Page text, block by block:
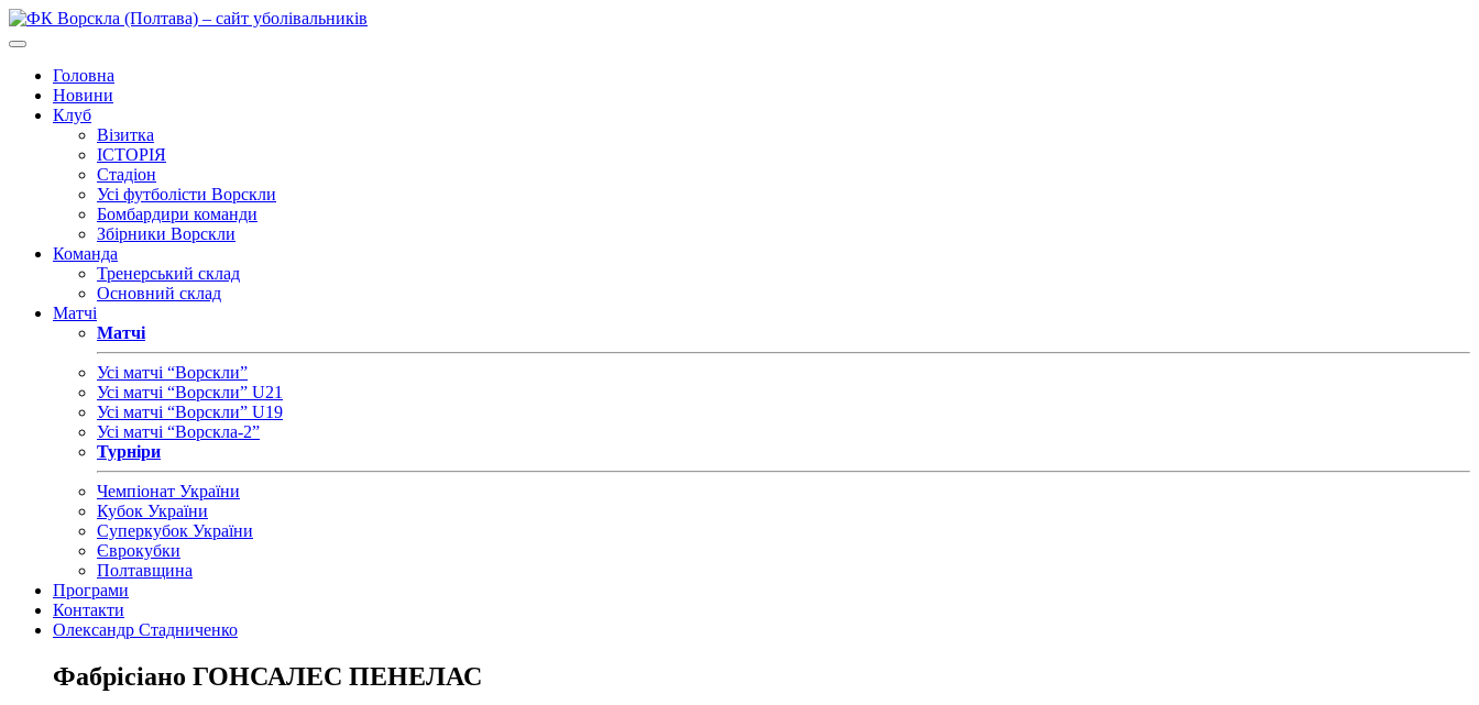
Головна
Новини
Клуб
Візитка
ІСТОРІЯ
Стадіон
Усі футболісти Ворскли
Бомбардири команди
Збірники Ворскли
Команда
Тренерський склад
Основний склад
Матчі
Матчі
Усі матчі “Ворскли”
Усі матчі “Ворскли” U21
Усі матчі “Ворскли” U19
Усі матчі “Ворскла-2”
Турніри
Чемпіонат України
Кубок України
Суперкубок України
Єврокубки
Полтавщина
Програми
Контакти
Олександр Стадниченко
Фабрісіано ГОНСАЛЕС ПЕНЕЛАС